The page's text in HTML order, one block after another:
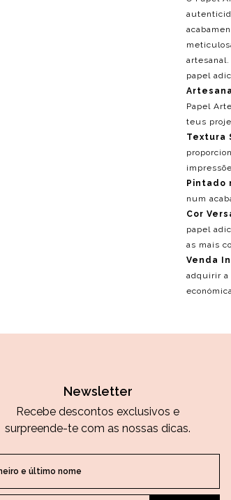
papel
Papel
teus
Textura
Pintado
num
Cor
papel
as mais
Venda
adquirir a
Newsletter
Recebe descontos exclusivos e
surpreende-te com as nossas dicas.